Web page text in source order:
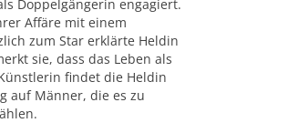
Doppelgängerin engagiert.
Affäre mit einem
zum Star erklärte Heldin
sie, dass das Leben als
findet die Heldin
auf Männer, die es zu